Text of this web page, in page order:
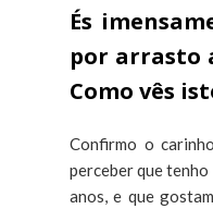
És
por arrasto
Como vês
Confirmo o
perceber que
anos, e que